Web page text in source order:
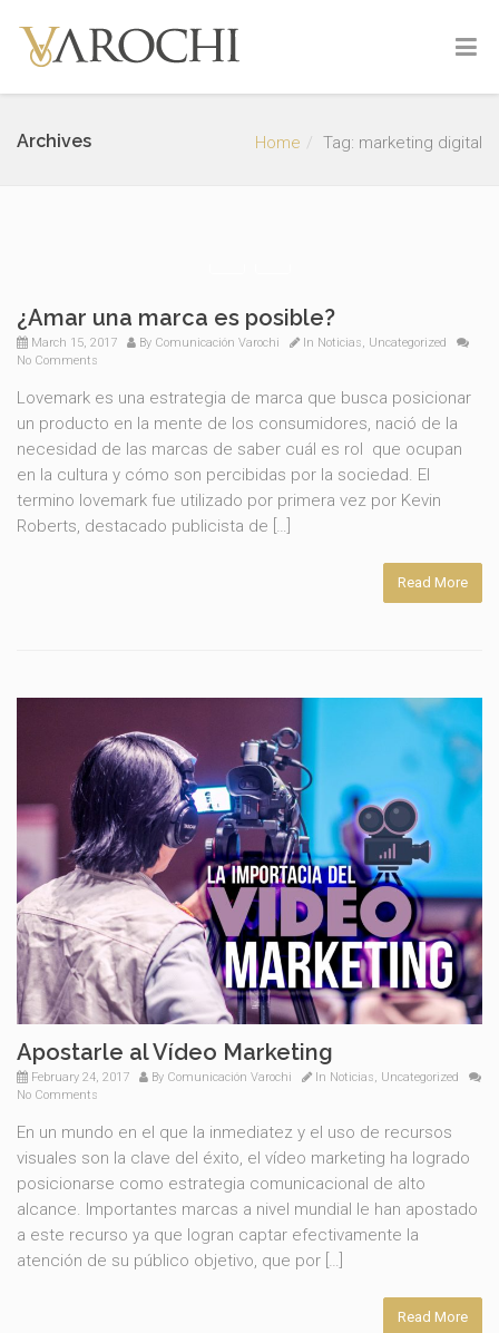
Archives Home Tag: marketing digital
¿Amar una marca es posible?
March 15, 2017 By Comunicación Varochi In Noticias, Uncategorized
No Comments
Lovemark es una estrategia de marca que busca posicionar
un producto en la mente de los consumidores, nació de la
necesidad de las marcas de saber cuál es rol que ocupan
en la cultura y cómo son percibidas por la sociedad. El
termino lovemark fue utilizado por primera vez por Kevin
Roberts, destacado publicista de […]
Read More
Apostarle al Vídeo Marketing
February 24, 2017 By Comunicación Varochi In Noticias, Uncategorized
No Comments
En un mundo en el que la inmediatez y el uso de recursos
visuales son la clave del éxito, el vídeo marketing ha logrado
posicionarse como estrategia comunicacional de alto
alcance. Importantes marcas a nivel mundial le han apostado
a este recurso ya que logran captar efectivamente la
atención de su público objetivo, que por […]
Read More